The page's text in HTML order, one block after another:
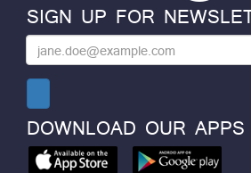
SIGN UP FOR
DOWNLOAD OUR APPS